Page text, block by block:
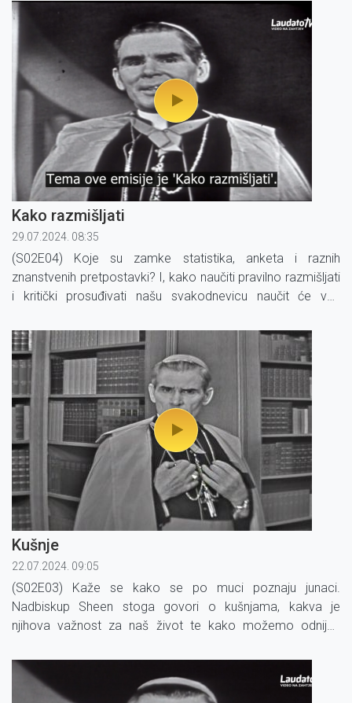
Kako razmišljati
29.07.2024. 08:35
(S02E04) Koje su zamke statistika, anketa i raznih
znanstvenih pretpostavki? I, kako naučiti pravilno razmišljati
i kritički prosuđivati našu svakodnevicu naučit će vas
Kušnje
22.07.2024. 09:05
(S02E03) Kaže se kako se po muci poznaju junaci.
Nadbiskup Sheen stoga govori o kušnjama, kakva je
njihova važnost za naš život te kako možemo odnijeti